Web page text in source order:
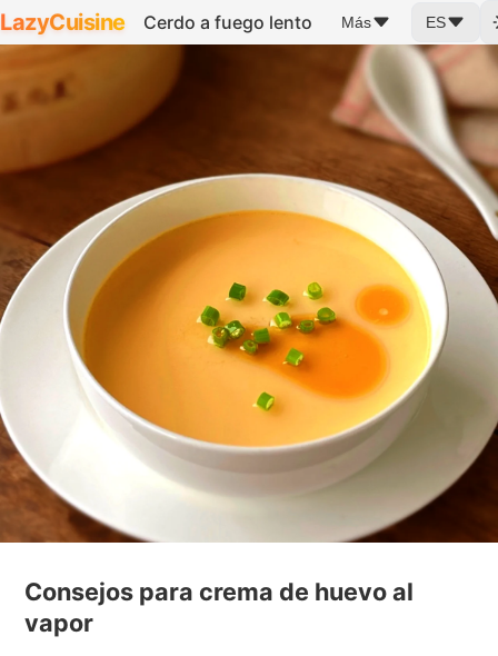
LazyCuisine Cerdo a fuego lento Más ES
Consejos para crema de huevo al
vapor